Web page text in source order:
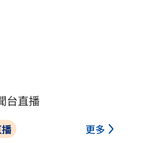
台直播
更多